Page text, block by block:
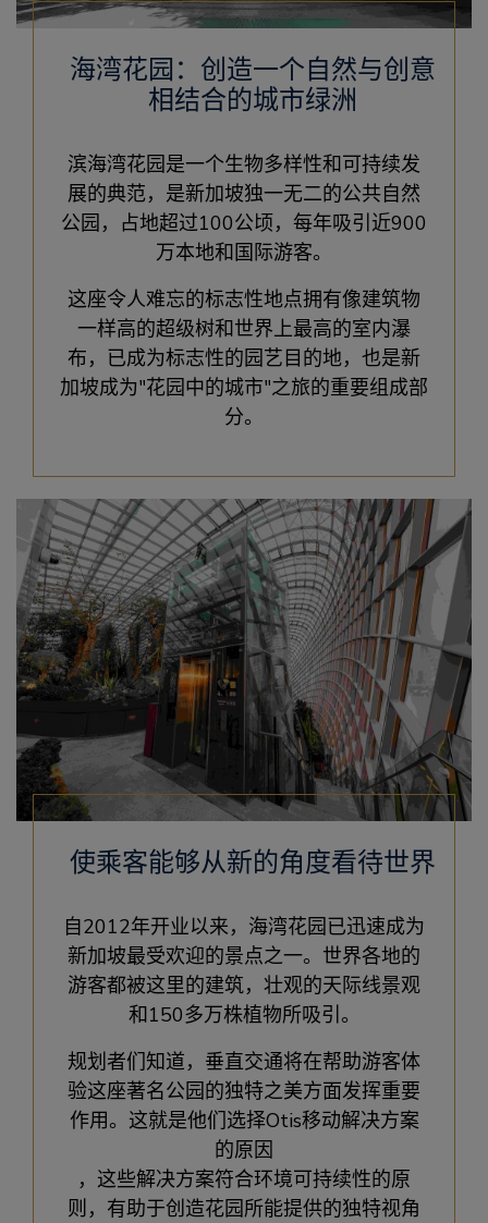
海湾花园：创造一个自然与创意
相结合的城市绿洲
滨海湾花园是一个生物多样性和可持续发
展的典范，是新加坡独一无二的公共自然
公园，占地超过100公顷，每年吸引近900
万本地和国际游客。
这座令人难忘的标志性地点拥有像建筑物
一样高的超级树和世界上最高的室内瀑
布，已成为标志性的园艺目的地，也是新
加坡成为 花园中的城市 之旅的重要组成部
分。
使乘客能够从新的角度看待世界
自2012年开业以来，海湾花园已迅速成为
新加坡最受欢迎的景点之一。世界各地的
游客都被这里的建筑，壮观的天际线景观
和150多万株植物所吸引。
规划者们知道，垂直交通将在帮助游客体
验这座著名公园的独特之美方面发挥重要
作用。这就是他们选择Otis移动解决方案
的原因
，这些解决方案符合环境可持续性的原
则，有助于创造花园所能提供的独特视角